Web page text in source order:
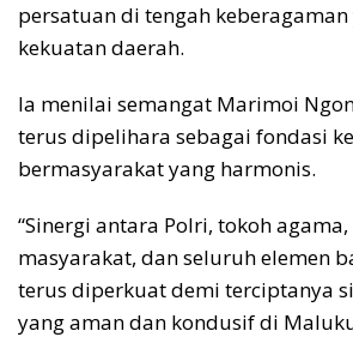
persatuan di tengah
kekuatan daerah.
Ia menilai semangat Marimoi
terus dipelihara sebagai fondasi
bermasyarakat yang harmonis.
“Sinergi antara Polri, tokoh
masyarakat, dan seluruh elemen
terus diperkuat demi terciptanya
yang aman dan kondusif di